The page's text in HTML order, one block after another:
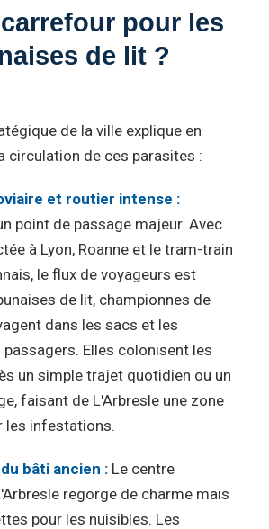
pour les
de lit ?
de la ville explique en
circulation de ces parasites :
et routier intense :
point de passage majeur. Avec
à Lyon, Roanne et le tram-train
le flux de voyageurs est
de lit, championnes de
dans les sacs et les
Elles colonisent les
un simple trajet quotidien ou un
faisant de L'Arbresle une zone
les infestations.
bâti ancien : Le centre
regorge de charme mais
pour les nuisibles. Les